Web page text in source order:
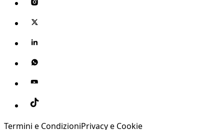
Termini e CondizioniPrivacy e Cookie